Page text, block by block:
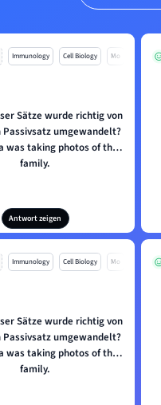
Immunology Cell Biology Mo
Sätze wurde richtig von
Passivsatz umgewandelt?
was taking photos of the
family.
Antwort zeigen
Immunology Cell Biology Mo
Sätze wurde richtig von
Passivsatz umgewandelt?
was taking photos of the
family.